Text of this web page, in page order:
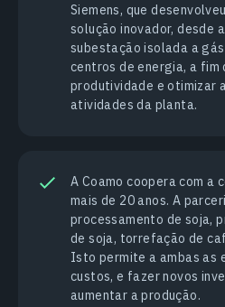
Siemens, que
solução inovador, desde
subestação isolada a
centros de energia, a fim
produtividade e otimizar
atividades da planta.
A Coamo coopera com a
mais de 20 anos. A
processamento de soja,
de soja, torrefação de
Isto permite a ambas as
custos, e fazer novos
aumentar a produção.